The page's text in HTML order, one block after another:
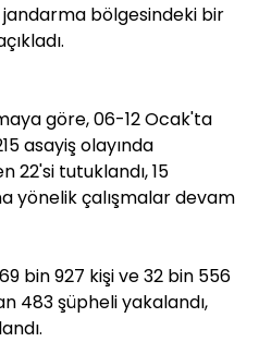
jandarma bölgesindeki bir
göre, 06-12 Ocak'ta
asayiş olayında
22'si tutuklandı, 15
yönelik çalışmalar devam
bin 927 kişi ve 32 bin 556
483 şüpheli yakalandı,